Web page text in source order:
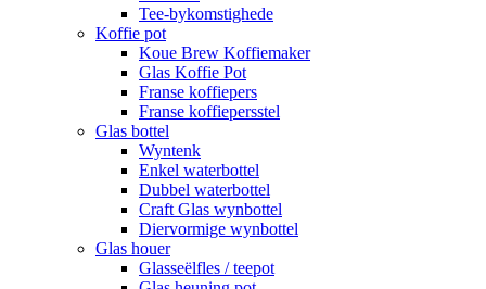
Tee-bykomstighede
Koffie pot
Koue Brew Koffiemaker
Glas Koffie Pot
Franse koffiepers
Franse koffiepersstel
Glas bottel
Wyntenk
Enkel waterbottel
Dubbel waterbottel
Craft Glas wynbottel
Diervormige wynbottel
Glas houer
Glasseëlfles / teepot